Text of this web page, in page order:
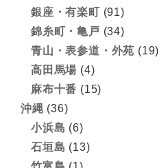
銀座・有楽町 (91)
錦糸町・亀戸 (34)
青山・表参道・外苑 (19)
高田馬場 (4)
麻布十番 (15)
沖縄 (36)
小浜島 (6)
石垣島 (13)